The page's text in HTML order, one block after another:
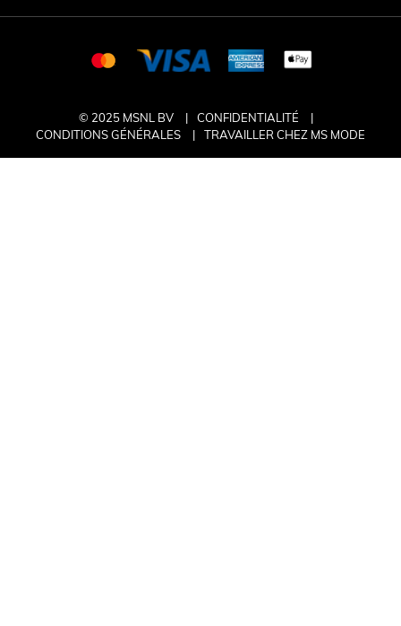
© 2025 MSNL BV
CONFIDENTIALITÉ
CONDITIONS GÉNÉRALES
TRAVAILLER CHEZ MS MODE